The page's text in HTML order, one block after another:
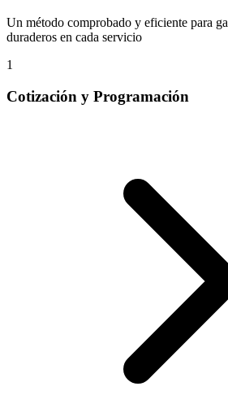
Un método comprobado y eficiente para
duraderos en cada servicio
1
Cotización y Programación